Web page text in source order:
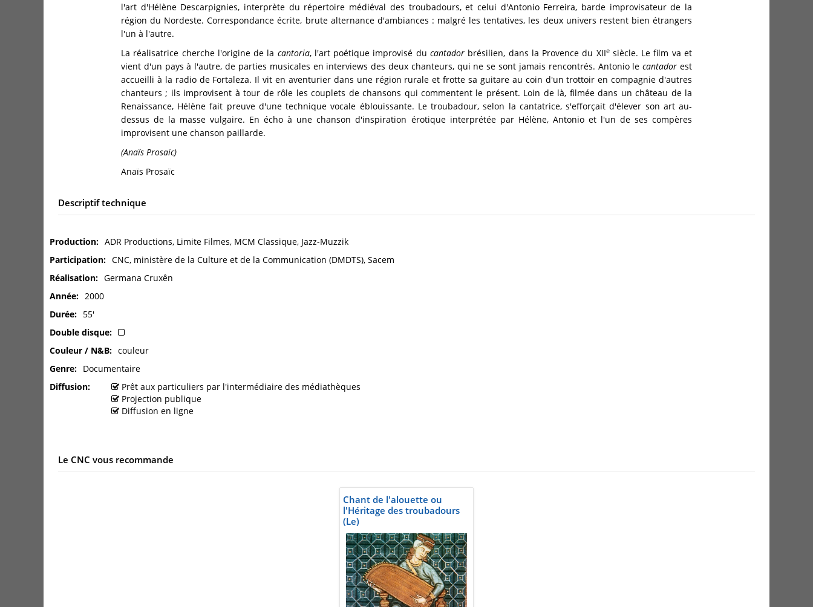
l'art d'Hélène Descarpignies, interprète du répertoire médiéval des troubadours, et celui d'Antonio Ferreira, barde improvisateur de la
région du Nordeste. Correspondance écrite, brute alternance d'ambiances : malgré les tentatives, les deux univers restent bien étrangers
l'un à l'autre.
La réalisatrice cherche l'origine de la cantoria, l'art poétique improvisé ducantador brésilien, dans la Provence du XIIesiècle. Le film va et
vient d'un pays à l'autre, de parties musicales en interviews des deux chanteurs, qui ne se sont jamais rencontrés. Antonio lecantador est
accueilli à la radio de Fortaleza. Il vit en aventurier dans une région rurale et frotte sa guitare au coin d'un trottoir en compagnie d'autres
chanteurs ; ils improvisent à tour de rôle les couplets de chansons qui commentent le présent. Loin de là, filmée dans un château de la
Renaissance, Hélène fait preuve d'une technique vocale éblouissante. Le troubadour, selon la cantatrice, s'efforçait d'élever son art au-
dessus de la masse vulgaire. En écho à une chanson d'inspiration érotique interprétée par Hélène, Antonio et l'un de ses compères
improvisent une chanson paillarde.
(Anaïs Prosaïc)
Anaïs Prosaïc
Descriptif technique
Production
ADR Productions, Limite Filmes, MCM Classique, Jazz-Muzzik
Participation
CNC, ministère de la Culture et de la Communication (DMDTS), Sacem
Réalisation
Germana Cruxên
Année
2000
Durée
55'
Double disque
Couleur / N&B
couleur
Genre
Documentaire
Diffusion
Prêt aux particuliers par l'intermédiaire des médiathèques
Projection publique
Diffusion en ligne
Le CNC vous recommande
Chant de l'alouette ou
l'Héritage des troubadours
(Le)